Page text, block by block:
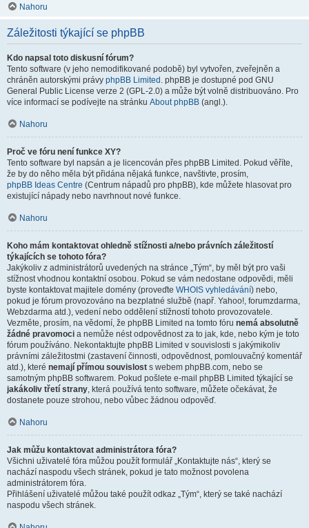
Nahoru
Záležitosti týkající se phpBB
Kdo napsal toto diskusní fórum?
Tento software (v jeho nemodifikované podobě) byl vytvořen, zveřejněn a
chráněn autorskými právy phpBB Limited . phpBB je dostupné pod GNU
General Public License verze 2 (GPL-2.0) a může být volně distribuováno. Pro
více informací se podívejte na stránku About phpBB (angl.).
Nahoru
Proč ve fóru není funkce XY?
Tento software byl napsán a je licencován přes phpBB Limited. Pokud věříte,
že by do něho měla být přidána nějaká funkce, navštivte, prosím,
phpBB Ideas Centre (Centrum nápadů pro phpBB), kde můžete hlasovat pro
existující nápady nebo navrhnout nové funkce.
Nahoru
Koho mám kontaktovat ohledně stížnosti a/nebo právních záležitostí
týkajících se tohoto fóra?
Jakýkoliv z administrátorů uvedených na stránce „Tým“, by měl být pro vaši
stížnost vhodnou kontaktní osobou. Pokud se vám nedostane odpovědi, měli
byste kontaktovat majitele domény (proveďte WHOIS vyhledávání) nebo,
pokud je fórum provozováno na bezplatné službě (např. Yahoo!, forumzdarma,
Webzdarma atd.), vedení nebo oddělení stížností tohoto provozovatele.
Vezměte, prosím, na vědomí, že phpBB Limited na tomto fóru nemá absolutně
žádné pravomoci a nemůže nést odpovědnost za to jak, kde, nebo kým je toto
fórum používáno. Nekontaktujte phpBB Limited v souvislosti s jakýmikoliv
právními záležitostmi (zastavení činnosti, odpovědnost, pomlouvačný komentář
atd.), které nemají přímou souvislost s webem phpBB.com, nebo se
samotným phpBB softwarem. Pokud pošlete e-mail phpBB Limited týkající se
jakákoliv třetí strany, která používá tento software, můžete očekávat, že
dostanete pouze strohou, nebo vůbec žádnou odpověď.
Nahoru
Jak můžu kontaktovat administrátora fóra?
Všichni uživatelé fóra můžou použít formulář „Kontaktujte nás“, který se
nachází naspodu všech stránek, pokud je tato možnost povolena
administrátorem fóra.
Přihlášení uživatelé můžou také použít odkaz „Tým“, který se také nachází
naspodu všech stránek.